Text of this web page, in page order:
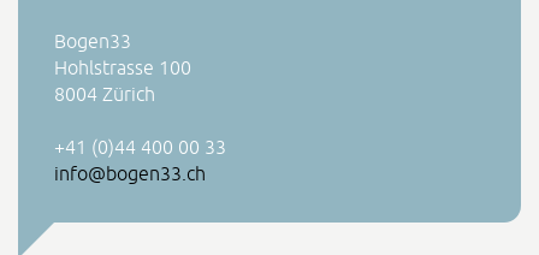
Bogen33
Hohlstrasse 100
8004 Zürich
+41 (0)44 400 00 33
info@bogen33.ch